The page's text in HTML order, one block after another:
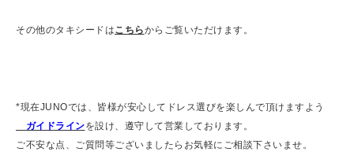
その他のタキシードはこちらからご覧いただけます。
*現在JUNOでは、皆様が安心してドレス選びを楽しんで頂けますよう
ガイドラインを設け、遵守して営業しております。
ご不安な点、ご質問等ございましたらお気軽にご相談下さいませ。